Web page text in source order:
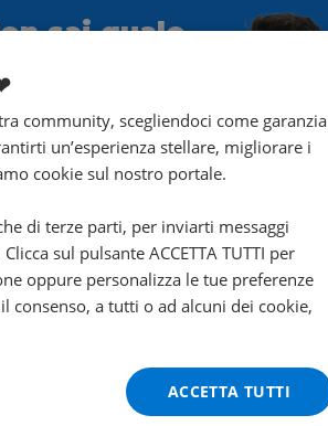
sai quale
aiuta Francesco!
Contattalo subito!
community, scegliendoci come garanzia
un’esperienza stellare, migliorare i
cookie sul nostro portale.
di terze parti, per inviarti messaggi
sul pulsante ACCETTA TUTTI per
oppure personalizza le tue preferenze
consenso, a tutti o ad alcuni dei cookie,
ACCETTA TUTTI